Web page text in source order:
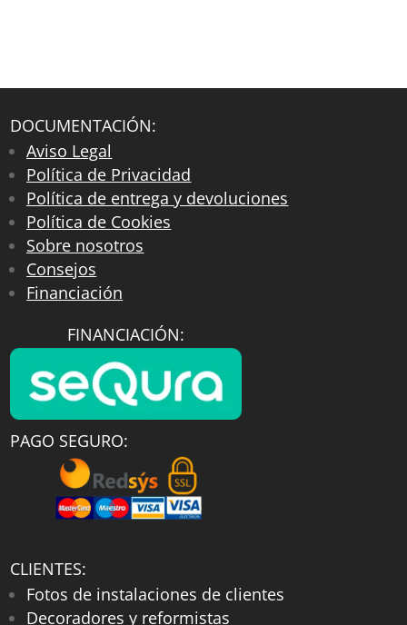
DOCUMENTACIÓN:
Aviso Legal
Política de Privacidad
Política de entrega y devoluciones
Política de Cookies
Sobre nosotros
Consejos
Financiación
FINANCIACIÓN:
PAGO SEGURO:
CLIENTES:
Fotos de instalaciones de clientes
Decoradores y reformistas